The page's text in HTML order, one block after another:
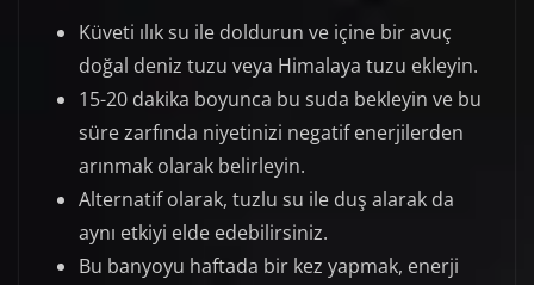
Küveti ılık su ile doldurun ve içine bir avuç
doğal deniz tuzu veya Himalaya tuzu ekleyin.
15-20 dakika boyunca bu suda bekleyin ve bu
süre zarfında niyetinizi negatif enerjilerden
arınmak olarak belirleyin.
Alternatif olarak, tuzlu su ile duş alarak da
aynı etkiyi elde edebilirsiniz.
Bu banyoyu haftada bir kez yapmak, enerji